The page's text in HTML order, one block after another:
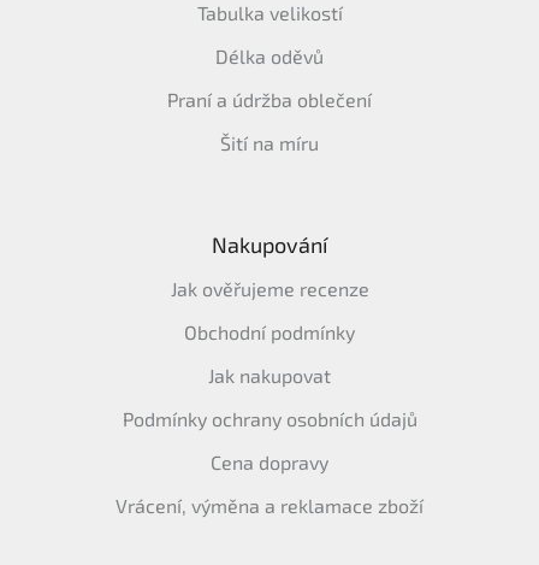
Tabulka velikostí
Délka oděvů
Praní a údržba oblečení
Šití na míru
Nakupování
Jak ověřujeme recenze
Obchodní podmínky
Jak nakupovat
Podmínky ochrany osobních údajů
Cena dopravy
Vrácení, výměna a reklamace zboží